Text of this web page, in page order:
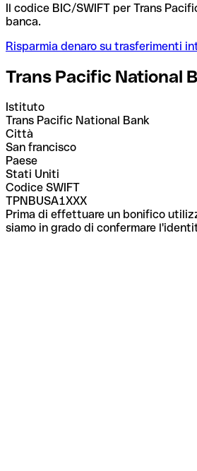
Il codice BIC/SWIFT per Trans
banca.
Risparmia denaro su trasferimenti
Trans Pacific National
Istituto
Trans Pacific National Bank
Città
San francisco
Paese
Stati Uniti
Codice SWIFT
TPNBUSA1XXX
Prima di effettuare un bonifico
siamo in grado di confermare